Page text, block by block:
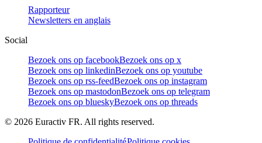
Rapporteur
Newsletters en anglais
Social
Bezoek ons op facebookBezoek ons op x
Bezoek ons op linkedinBezoek ons op youtube
Bezoek ons op rss-feedBezoek ons op instagram
Bezoek ons op mastodonBezoek ons op telegram
Bezoek ons op blueskyBezoek ons op threads
© 2026 Euractiv FR. All rights reserved.